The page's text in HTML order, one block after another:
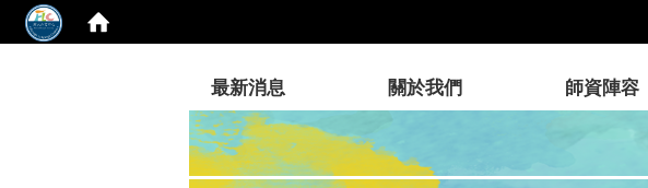
最新消息 關於我們 師資陣容